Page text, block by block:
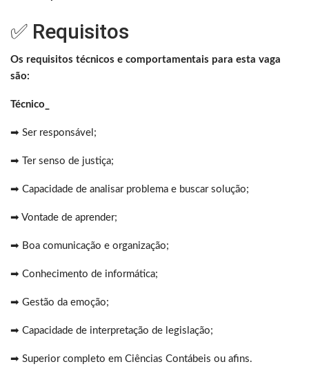
✅ Requisitos
Os requisitos técnicos e comportamentais para esta vaga
são:
Técnico_
➡ Ser responsável;
➡ Ter senso de justiça;
➡ Capacidade de analisar problema e buscar solução;
➡ Vontade de aprender;
➡ Boa comunicação e organização;
➡ Conhecimento de informática;
➡ Gestão da emoção;
➡ Capacidade de interpretação de legislação;
➡ Superior completo em Ciências Contábeis ou afins.